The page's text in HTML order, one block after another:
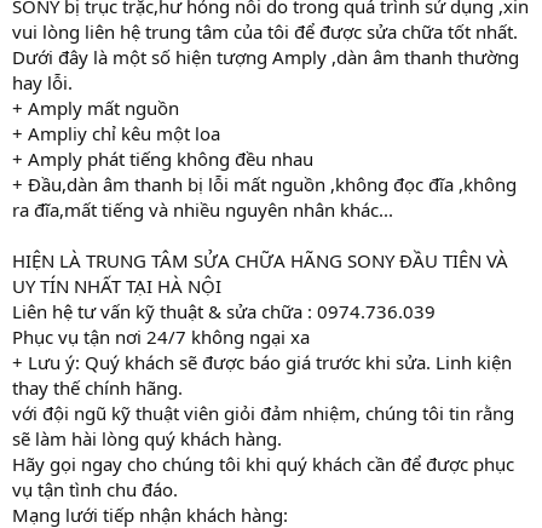
SONY bị trục trặc,hư hỏng nỗi do trong quá trình sử dụng ,xin
vui lòng liên hệ trung tâm của tôi để được sửa chữa tốt nhất.
Dưới đây là một số hiện tượng Amply ,dàn âm thanh thường
hay lỗi.
+ Amply mất nguồn
+ Ampliy chỉ kêu một loa
+ Amply phát tiếng không đều nhau
+ Đầu,dàn âm thanh bị lỗi mất nguồn ,không đọc đĩa ,không
ra đĩa,mất tiếng và nhiều nguyên nhân khác...
HIỆN LÀ TRUNG TÂM SỬA CHỮA HÃNG SONY ĐẦU TIÊN VÀ
UY TÍN NHẤT TẠI HÀ NỘI
Liên hệ tư vấn kỹ thuật & sửa chữa : 0974.736.039
Phục vụ tận nơi 24/7 không ngại xa
+ Lưu ý: Quý khách sẽ được báo giá trước khi sửa. Linh kiện
thay thế chính hãng.
với đội ngũ kỹ thuật viên giỏi đảm nhiệm, chúng tôi tin rằng
sẽ làm hài lòng quý khách hàng.
Hãy gọi ngay cho chúng tôi khi quý khách cần để được phục
vụ tận tình chu đáo.
Mạng lưới tiếp nhận khách hàng: